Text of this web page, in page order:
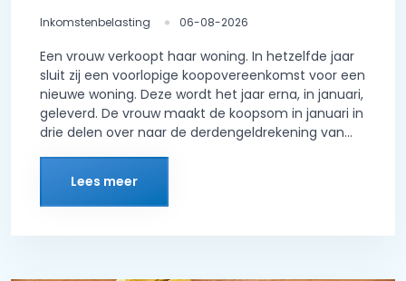
Inkomstenbelasting 06-08-2026
Een vrouw verkoopt haar woning. In hetzelfde jaar
sluit zij een voorlopige koopovereenkomst voor een
nieuwe woning. Deze wordt het jaar erna, in januari,
geleverd. De vrouw maakt de koopsom in januari in
drie delen over naar de derdengeldrekening van...
Lees meer